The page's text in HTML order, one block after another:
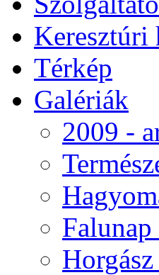
Keresztúri
Térkép
Galériák
2009 -
Falunap